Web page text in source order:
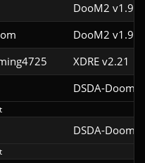
DooM2 v1.9f
DooM2 v1.9f
XDRE v2.21
DSDA-Doom
DSDA-Doom